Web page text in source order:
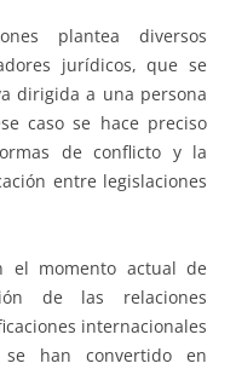
plantea diversos
jurídicos, que se
dirigida a una persona
caso se hace preciso
de conflicto y la
entre legislaciones
el momento actual de
de las relaciones
internacionales
se han convertido en